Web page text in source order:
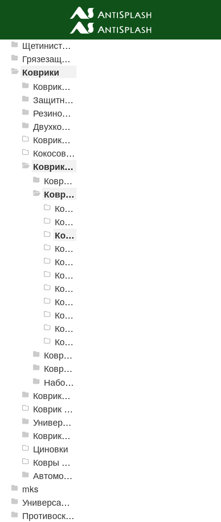
Ячеистые грязезащитные покрытия
Щетинистые покрытия
Грязезащитные, влаговпитывающие покрытия
Коврики
Коврики влаговпитывающие
Защитные коврики и лотки
Резиновые коврики
Двухкомпонентные коврики
Коврики на пенорезине
Кокосовые коврики
Коврики для ванн
Коврики для ванн «V-Line»
Коврики для ванн «V-Line», фотопечать
Коврики для ванн «V-Line» фотопечать FV1
Коврики для ванн «V-Line» фотопечать FV2
Коврики для ванн «V-Line» фотопечать FV3
Коврики для ванн «V-Line» фотопечать FV4
Коврики для ванн «V-Line» фотопечать FV7
Коврики для ванн «V-Line» фотопечать FV8
Коврики для ванн «V-Line» фотопечать FV11
Коврики для ванн «V-Line» фотопечать FV15
Коврики для ванн «V-Line» фотопечать FV17
Коврики для ванн «V-Line» фотопечать FV20
Коврики для ванн «V-Line» фотопечать FV45
Коврики для ванн против скольжения
Коврики для ванной
Набор ковриков
Коврики и дорожки пористые (Лапша)
Коврик флокированный
Универсальные коврики
Коврики хлопковые
Циновки
Ковры для детской
Автомобильные коврики
mks
Универсальные модульные покрытия
Противоскользящая защита для лестниц, профили, ленты